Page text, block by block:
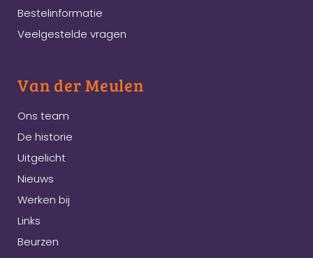
Bestelinformatie
Veelgestelde vragen
Van der Meulen
Ons team
De historie
Uitgelicht
Nieuws
Werken bij
Links
Beurzen